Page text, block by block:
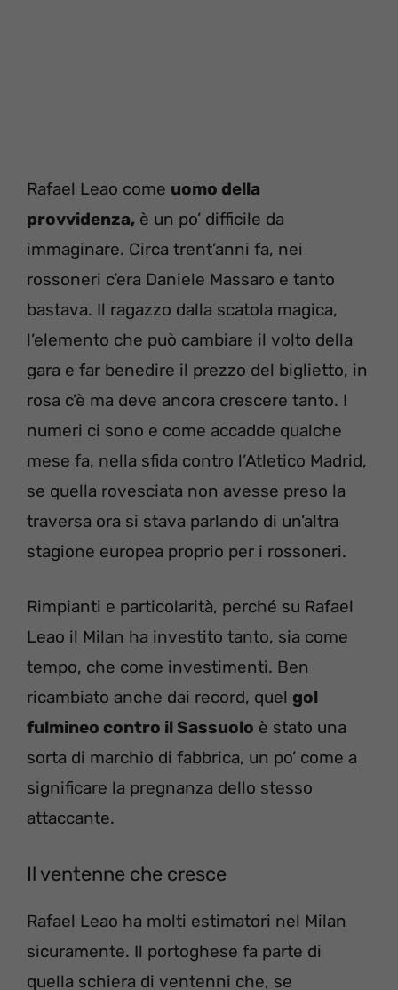
Rafael Leao come uomo della
provvidenza, è un po’ difficile da
immaginare. Circa trent’anni fa, nei
rossoneri c’era Daniele Massaro e tanto
bastava. Il ragazzo dalla scatola magica,
l’elemento che può cambiare il volto della
gara e far benedire il prezzo del biglietto, in
rosa c’è ma deve ancora crescere tanto. I
numeri ci sono e come accadde qualche
mese fa, nella sfida contro l’Atletico Madrid,
se quella rovesciata non avesse preso la
traversa ora si stava parlando di un’altra
stagione europea proprio per i rossoneri.
Rimpianti e particolarità, perché su Rafael
Leao il Milan ha investito tanto, sia come
tempo, che come investimenti. Ben
ricambiato anche dai record, quel gol
fulmineo contro il Sassuolo è stato una
sorta di marchio di fabbrica, un po’ come a
significare la pregnanza dello stesso
attaccante.
Il ventenne che cresce
Rafael Leao ha molti estimatori nel Milan
sicuramente. Il portoghese fa parte di
quella schiera di ventenni che, se